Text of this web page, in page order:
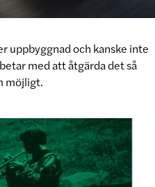
uppbyggnad och kanske inte
med att åtgärda det så
möjligt.